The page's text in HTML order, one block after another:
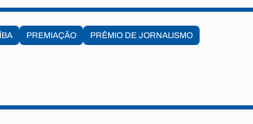
PREMIAÇÃO PRÊMIO DE JORNALISMO